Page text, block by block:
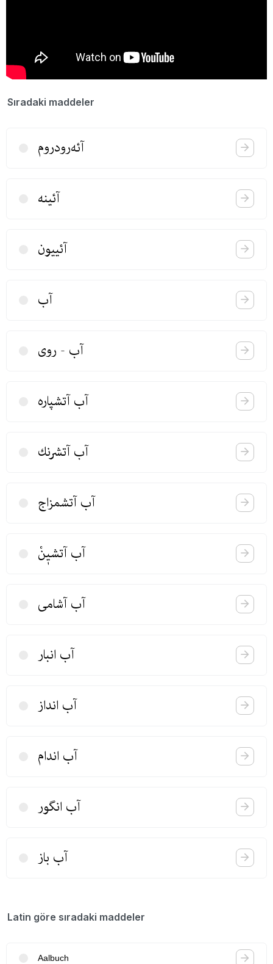
Sıradaki maddeler
آئه‌رودروم
آئینه
آئییون
آب
آب - روی
آب آتشپاره
آب آتشرنك
آب آتشمزاج
آب آتشیٖنْ
آب آشامی
آب انبار
آب انداز
آب اندام
آب انگور
آب باز
Latin göre sıradaki maddeler
Aalbuch